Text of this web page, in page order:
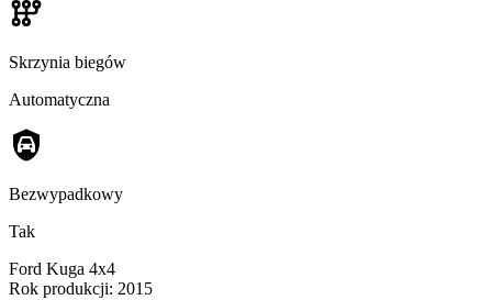
Skrzynia biegów
Automatyczna
Bezwypadkowy
Tak
Ford Kuga 4x4
Rok produkcji: 2015